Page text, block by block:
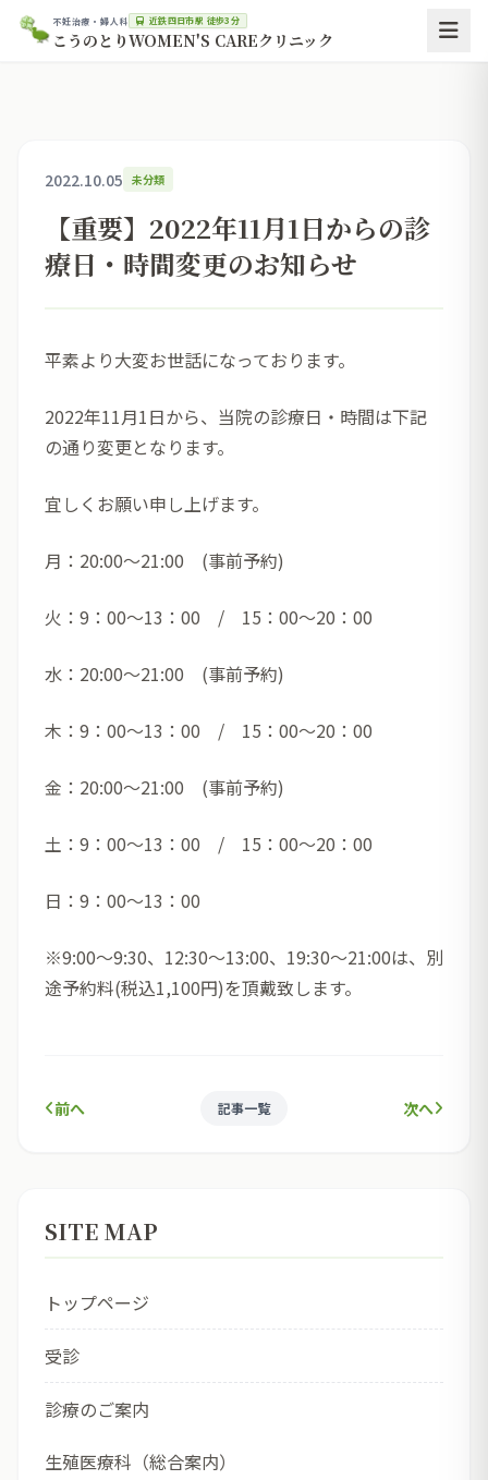
不妊治療・婦人科 近鉄四日市駅 徒歩3分
こうのとりWOMEN'S CAREクリニック
2022.10.05 未分類
【重要】2022年11月1日からの診
療日・時間変更のお知らせ
平素より大変お世話になっております。
2022年11月1日から、当院の診療日・時間は下記
の通り変更となります。
宜しくお願い申し上げます。
月：20:00～21:00 (事前予約)
火：9：00～13：00 / 15：00～20：00
水：20:00～21:00 (事前予約)
木：9：00～13：00 / 15：00～20：00
金：20:00～21:00 (事前予約)
土：9：00～13：00 / 15：00～20：00
日：9：00～13：00
※9:00～9:30、12:30～13:00、19:30～21:00は、別
途予約料(税込1,100円)を頂戴致します。
前へ 記事一覧 次へ
SITE MAP
トップページ
受診
診療のご案内
生殖医療科（総合案内）